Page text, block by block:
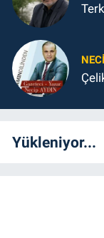
Yükleniyor...